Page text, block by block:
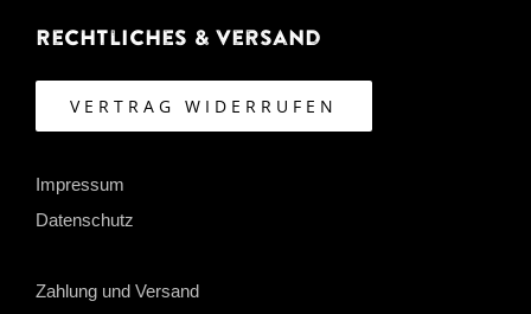
Rechtliches & Versand
VERTRAG WIDERRUFEN
Impressum
Datenschutz
Zahlung und Versand